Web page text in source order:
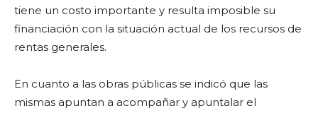
tiene un costo importante y resulta imposible su
financiación con la situación actual de los recursos de
rentas generales.
En cuanto a las obras públicas se indicó que las
mismas apuntan a acompañar y apuntalar el